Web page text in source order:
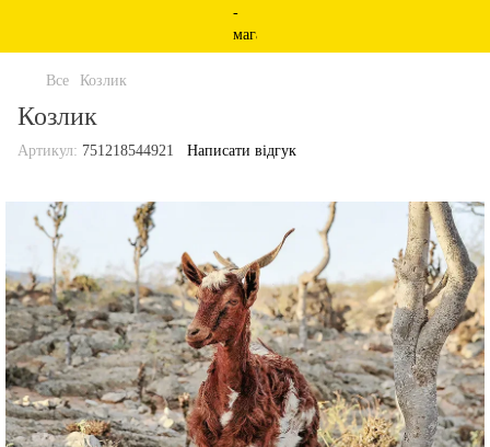
Все Козлик
Козлик
Артикул: 751218544921 Написати відгук